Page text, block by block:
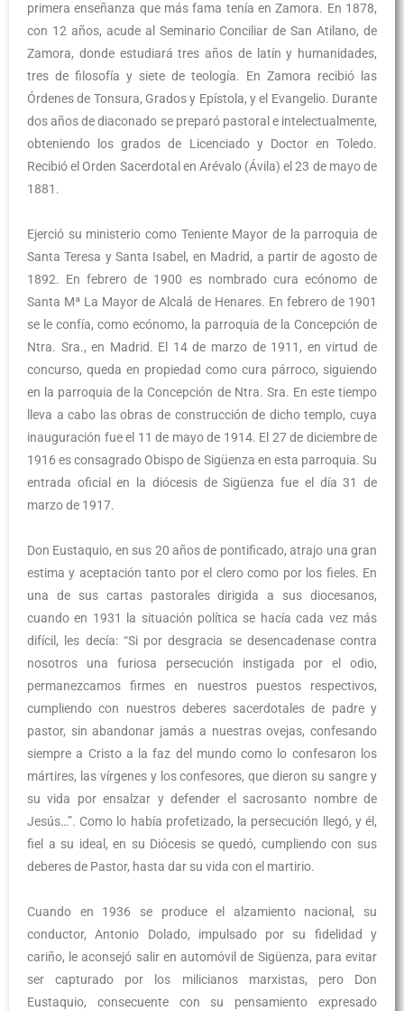
primera enseñanza que más fama tenía en Zamora. En 1878,
con 12 años, acude al Seminario Conciliar de San Atilano, de
Zamora, donde estudiará tres años de latín y humanidades,
tres de filosofía y siete de teología. En Zamora recibió las
Órdenes de Tonsura, Grados y Epístola, y el Evangelio. Durante
dos años de diaconado se preparó pastoral e intelectualmente,
obteniendo los grados de Licenciado y Doctor en Toledo.
Recibió el Orden Sacerdotal en Arévalo (Ávila) el 23 de mayo de
1881.
Ejerció su ministerio como Teniente Mayor de la parroquia de
Santa Teresa y Santa Isabel, en Madrid, a partir de agosto de
1892. En febrero de 1900 es nombrado cura ecónomo de
Santa Mª La Mayor de Alcalá de Henares. En febrero de 1901
se le confía, como ecónomo, la parroquia de la Concepción de
Ntra. Sra., en Madrid. El 14 de marzo de 1911, en virtud de
concurso, queda en propiedad como cura párroco, siguiendo
en la parroquia de la Concepción de Ntra. Sra. En este tiempo
lleva a cabo las obras de construcción de dicho templo, cuya
inauguración fue el 11 de mayo de 1914. El 27 de diciembre de
1916 es consagrado Obispo de Sigüenza en esta parroquia. Su
entrada oficial en la diócesis de Sigüenza fue el día 31 de
marzo de 1917.
Don Eustaquio, en sus 20 años de pontificado, atrajo una gran
estima y aceptación tanto por el clero como por los fieles. En
una de sus cartas pastorales dirigida a sus diocesanos,
cuando en 1931 la situación política se hacía cada vez más
difícil, les decía: “Si por desgracia se desencadenase contra
nosotros una furiosa persecución instigada por el odio,
permanezcamos firmes en nuestros puestos respectivos,
cumpliendo con nuestros deberes sacerdotales de padre y
pastor, sin abandonar jamás a nuestras ovejas, confesando
siempre a Cristo a la faz del mundo como lo confesaron los
mártires, las vírgenes y los confesores, que dieron su sangre y
su vida por ensalzar y defender el sacrosanto nombre de
Jesús…”. Como lo había profetizado, la persecución llegó, y él,
fiel a su ideal, en su Diócesis se quedó, cumpliendo con sus
deberes de Pastor, hasta dar su vida con el martirio.
Cuando en 1936 se produce el alzamiento nacional, su
conductor, Antonio Dolado, impulsado por su fidelidad y
cariño, le aconsejó salir en automóvil de Sigüenza, para evitar
ser capturado por los milicianos marxistas, pero Don
Eustaquio, consecuente con su pensamiento expresado